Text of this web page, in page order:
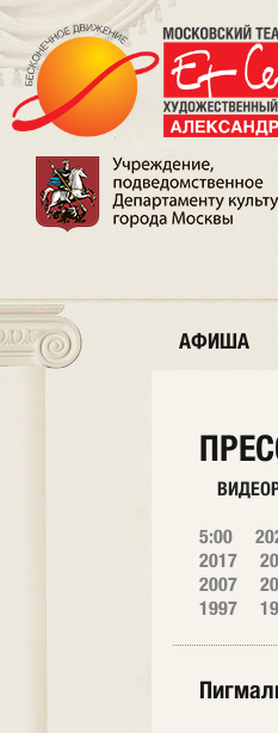
АФИША
5:00
2017
2007
1997